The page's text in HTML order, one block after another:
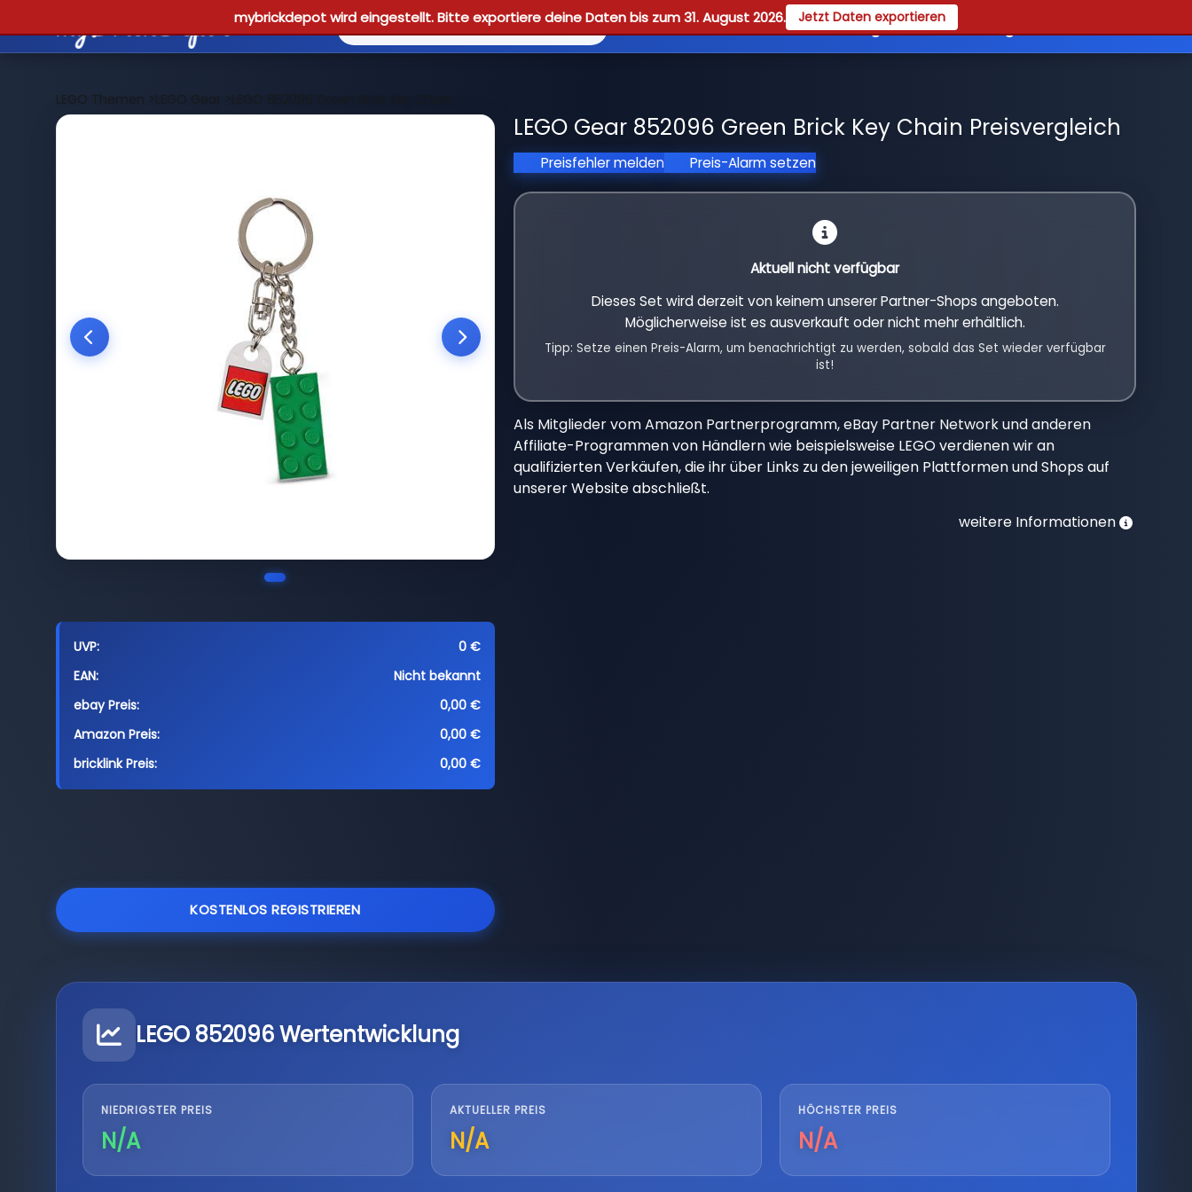
mybrickdepot wird eingestellt. Bitte exportiere deine Daten bis zum 31. August 2026. Jetzt Daten exportieren
Reviews Guides Registrieren
LEGO Themen >LEGO Gear >LEGO 852096 Green Brick Key Chain
UVP:
0 €
EAN:
Nicht bekannt
ebay Preis:
0,00 €
Amazon Preis:
0,00 €
bricklink Preis:
0,00 €
KOSTENLOS REGISTRIEREN
LEGO Gear 852096 Green Brick Key Chain Preisvergleich
Preisfehler melden Preis-Alarm setzen
Aktuell nicht verfügbar
Dieses Set wird derzeit von keinem unserer Partner-Shops angeboten.
Möglicherweise ist es ausverkauft oder nicht mehr erhältlich.
Tipp: Setze einen Preis-Alarm, um benachrichtigt zu werden, sobald das Set wieder verfügbar
ist!
Als Mitglieder vom Amazon Partnerprogramm, eBay Partner Network und anderen
Affiliate-Programmen von Händlern wie beispielsweise LEGO verdienen wir an
qualifizierten Verkäufen, die ihr über Links zu den jeweiligen Plattformen und Shops auf
unserer Website abschließt.
weitere Informationen
LEGO 852096 Wertentwicklung
NIEDRIGSTER PREIS
N/A
AKTUELLER PREIS
N/A
HÖCHSTER PREIS
N/A